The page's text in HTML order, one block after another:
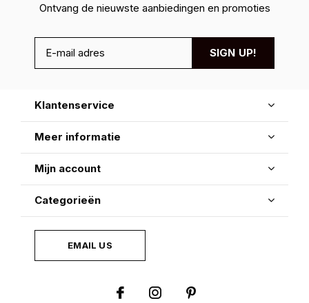
Ontvang de nieuwste aanbiedingen en promoties
SIGN UP!
Klantenservice
Meer informatie
Mijn account
Categorieën
EMAIL US